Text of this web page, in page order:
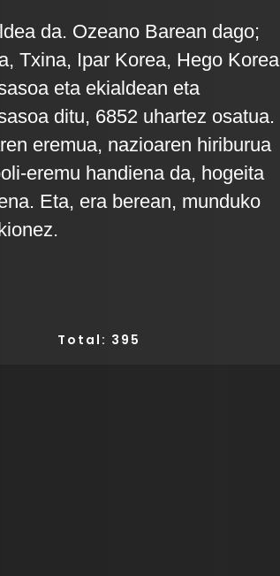
da. Ozeano Barean dago;
Txina, Ipar Korea, Hego Korea
eta ekialdean eta
ditu, 6852 uhartez osatua.
eremua, nazioaren hiriburua
eremu handiena da, hogeita
Eta, era berean, munduko
Total: 395